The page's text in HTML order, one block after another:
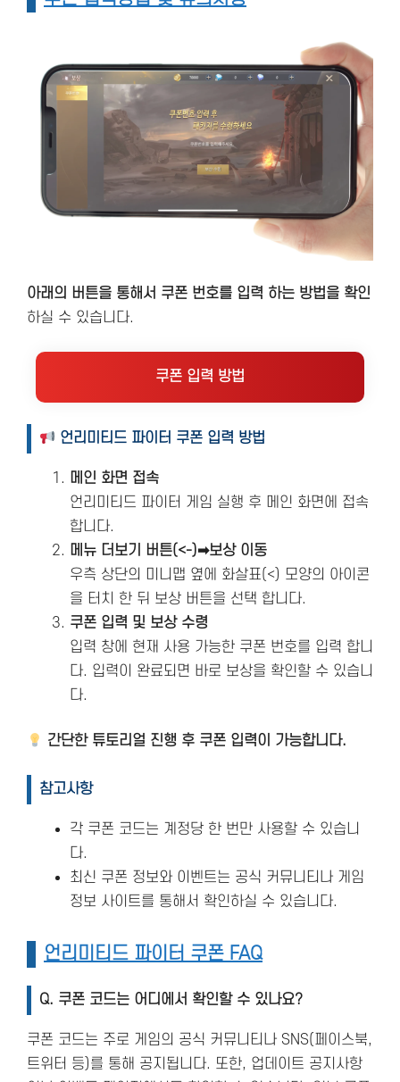
아래의 버튼을 통해서 쿠폰 번호를 입력 하는 방법을 확인
하실 수 있습니다.
쿠폰 입력 방법
언리미티드 파이터 쿠폰 입력 방법
메인 화면 접속
언리미티드 파이터 게임 실행 후 메인 화면에 접속
합니다.
메뉴 더보기 버튼(<-)➡보상 이동
우측 상단의 미니맵 옆에 화살표(<) 모양의 아이콘
을 터치 한 뒤 보상 버튼을 선택 합니다.
쿠폰 입력 및 보상 수령
입력 창에 현재 사용 가능한 쿠폰 번호를 입력 합니
다. 입력이 완료되면 바로 보상을 확인할 수 있습니
다.
간단한 튜토리얼 진행 후 쿠폰 입력이 가능합니다.
참고사항
각 쿠폰 코드는 계정당 한 번만 사용할 수 있습니
다.
최신 쿠폰 정보와 이벤트는 공식 커뮤니티나 게임
정보 사이트를 통해서 확인하실 수 있습니다.
언리미티드 파이터 쿠폰 FAQ
Q. 쿠폰 코드는 어디에서 확인할 수 있나요?
쿠폰 코드는 주로 게임의 공식 커뮤니티나 SNS(페이스북,
트위터 등)를 통해 공지됩니다. 또한, 업데이트 공지사항